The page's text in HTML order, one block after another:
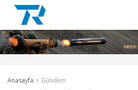
Anasayfa Gündem